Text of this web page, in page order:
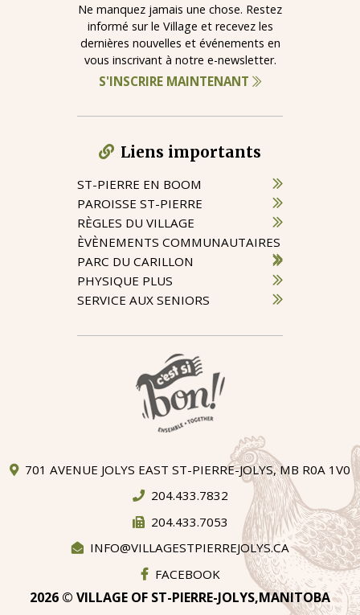
Ne manquez jamais une chose. Restez
informé sur le Village et recevez les
dernières nouvelles et événements en
vous inscrivant à notre e-newsletter.
S'INSCRIRE MAINTENANT
Liens importants
ST-PIERRE EN BOOM
PAROISSE ST-PIERRE
RÈGLES DU VILLAGE
ÈVÈNEMENTS COMMUNAUTAIRES
PARC DU CARILLON
PHYSIQUE PLUS
SERVICE AUX SENIORS
701 AVENUE JOLYS EAST ST-PIERRE-JOLYS, MB R0A 1V0
204.433.7832
204.433.7053
INFO@VILLAGESTPIERREJOLYS.CA
FACEBOOK
2026 © VILLAGE OF ST-PIERRE-JOLYS,MANITOBA